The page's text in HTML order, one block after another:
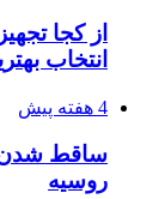
احتمال
طی ۲ تا ۳ ماه آینده
۱۴۰۵/۰۴/۱۵
شکست
برای عنوان